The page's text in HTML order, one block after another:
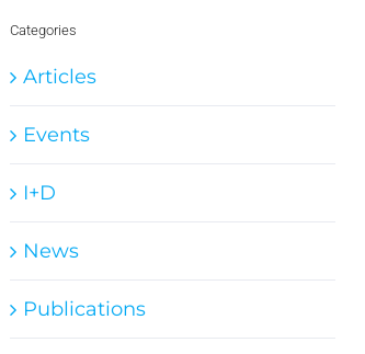
Categories
Articles
Events
I+D
News
Publications